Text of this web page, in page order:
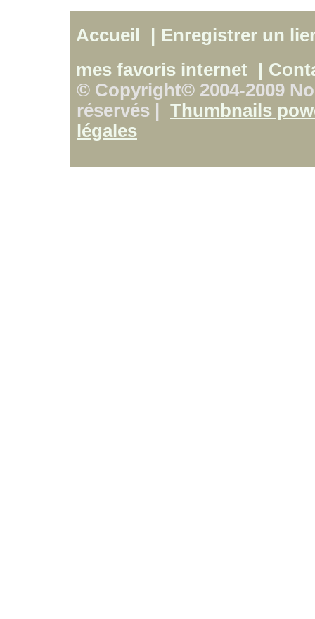
Accueil | Enregistrer un
mes favoris internet
|
© Copyright© 2004-2009
réservés | Thumbnails
légales